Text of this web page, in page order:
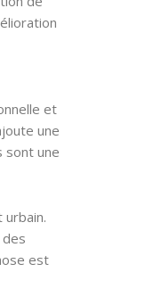
et
une
sont une
est